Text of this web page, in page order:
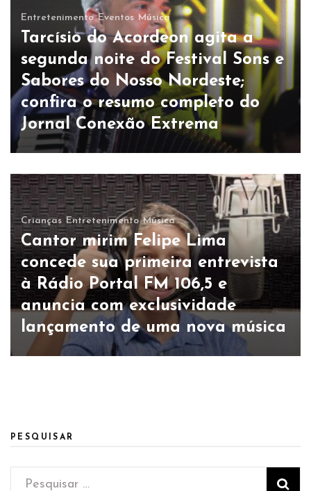
Entretenimento Eventos Música
Tarcísio do Acordeon agita a
segunda noite do Festival Sons e
Sabores do Nosso Nordeste;
confira o resumo completo do
Jornal Conexão Extrema
Crianças Entretenimento Música
Cantor mirim Felipe Lima
concede sua primeira entrevista
à Rádio Portal FM 106,5 e
anuncia com exclusividade
lançamento de uma nova música
PESQUISAR
Pesquisar